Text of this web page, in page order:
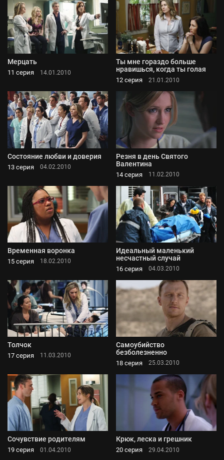
Мерцать
11 серия 14.01.2010
Ты мне гораздо больше
нравишься, когда ты голая
12 серия 21.01.2010
Состояние любви и доверия
13 серия 04.02.2010
Резня в день Святого
Валентина
14 серия 11.02.2010
Временная воронка
15 серия 18.02.2010
Идеальный маленький
несчастный случай
16 серия 04.03.2010
Толчок
17 серия 11.03.2010
Самоубийство
безболезненно
18 серия 25.03.2010
Сочувствие родителям
19 серия 01.04.2010
Крюк, леска и грешник
20 серия 29.04.2010